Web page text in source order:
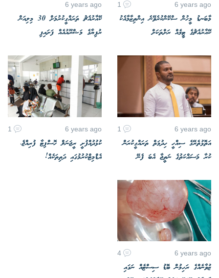
6 years ago
1
މާބަނޑު މީހުން ސްކޭންކުރެވޭނެ އިންތިޒާމާއެކު
ކޭއާރުއެޗުގެ ޓީމެއް ރަށްތަކަށް
6 years ago
ކޭއާރުއެޗު ތަރައްގީކުރުމަށް 30 މިލިއަން
ރުފިޔާގެ މަޝްރޫއުއެއް ފަށައިފި
6 years ago
1
އަތޮޅުތެރޭގެ ސިއްހީ ހިދުމަތް ތަރައްގީކުރަން
ކުރާ މަސައްކަތުގެ ނަތީޖާ އެބަ ފެނޭ
6 years ago
1
ކުޅުދުއްފުށީ ރީޖަނަލް ހޮސްޕިޓާ ފުރިއްޖެ،
އެޑްމިޓްކުރުމުގައި ދަތިތަކެއް!
6 years ago
4
ޒުވާނެއްގެ ރަހިމުން ބޮޑު ސިސްޓެއް ނަގައި